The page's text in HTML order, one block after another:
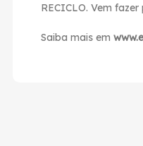
RECICLO. Vem
Saiba mais em